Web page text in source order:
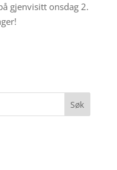
gjenvisitt onsdag 2.